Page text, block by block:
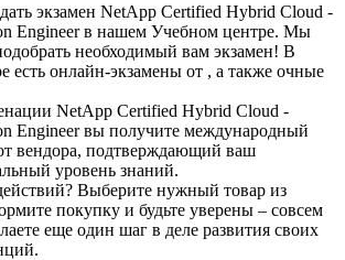
экзамен NetApp Certified Hybrid Cloud -
Engineer в нашем Учебном центре. Мы
необходимый вам экзамен! В
есть онлайн-экзамены от , а также очные
NetApp Certified Hybrid Cloud -
Engineer вы получите международный
вендора, подтверждающий ваш
уровень знаний.
Выберите нужный товар из
покупку и будьте уверены – совсем
еще один шаг в деле развития своих